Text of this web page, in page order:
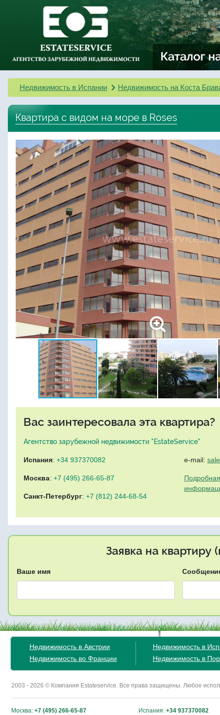
Недвижимость в Испании Недвижимость на Коста
Квартира с видом на море в Rosеs
Вас заинтересовала эта квартира?
Агентство зарубежной недвижимости "EstateService"
Испания: +34 937370082
Москва: +7 (495) 266-65-87
Санкт-Петербург: +7 (812) 244-68-54
e-mail:
Заявка на квартиру
Ваше имя
Недвижимость в Австрии
Недвижимость во Франции
Недвижимость в
Недвижимость в
2003 - 2026 © Компания Estateservice. Все права защищены. Любое
Москва: +7 (495) 266-65-87 Испания: +34 937370082